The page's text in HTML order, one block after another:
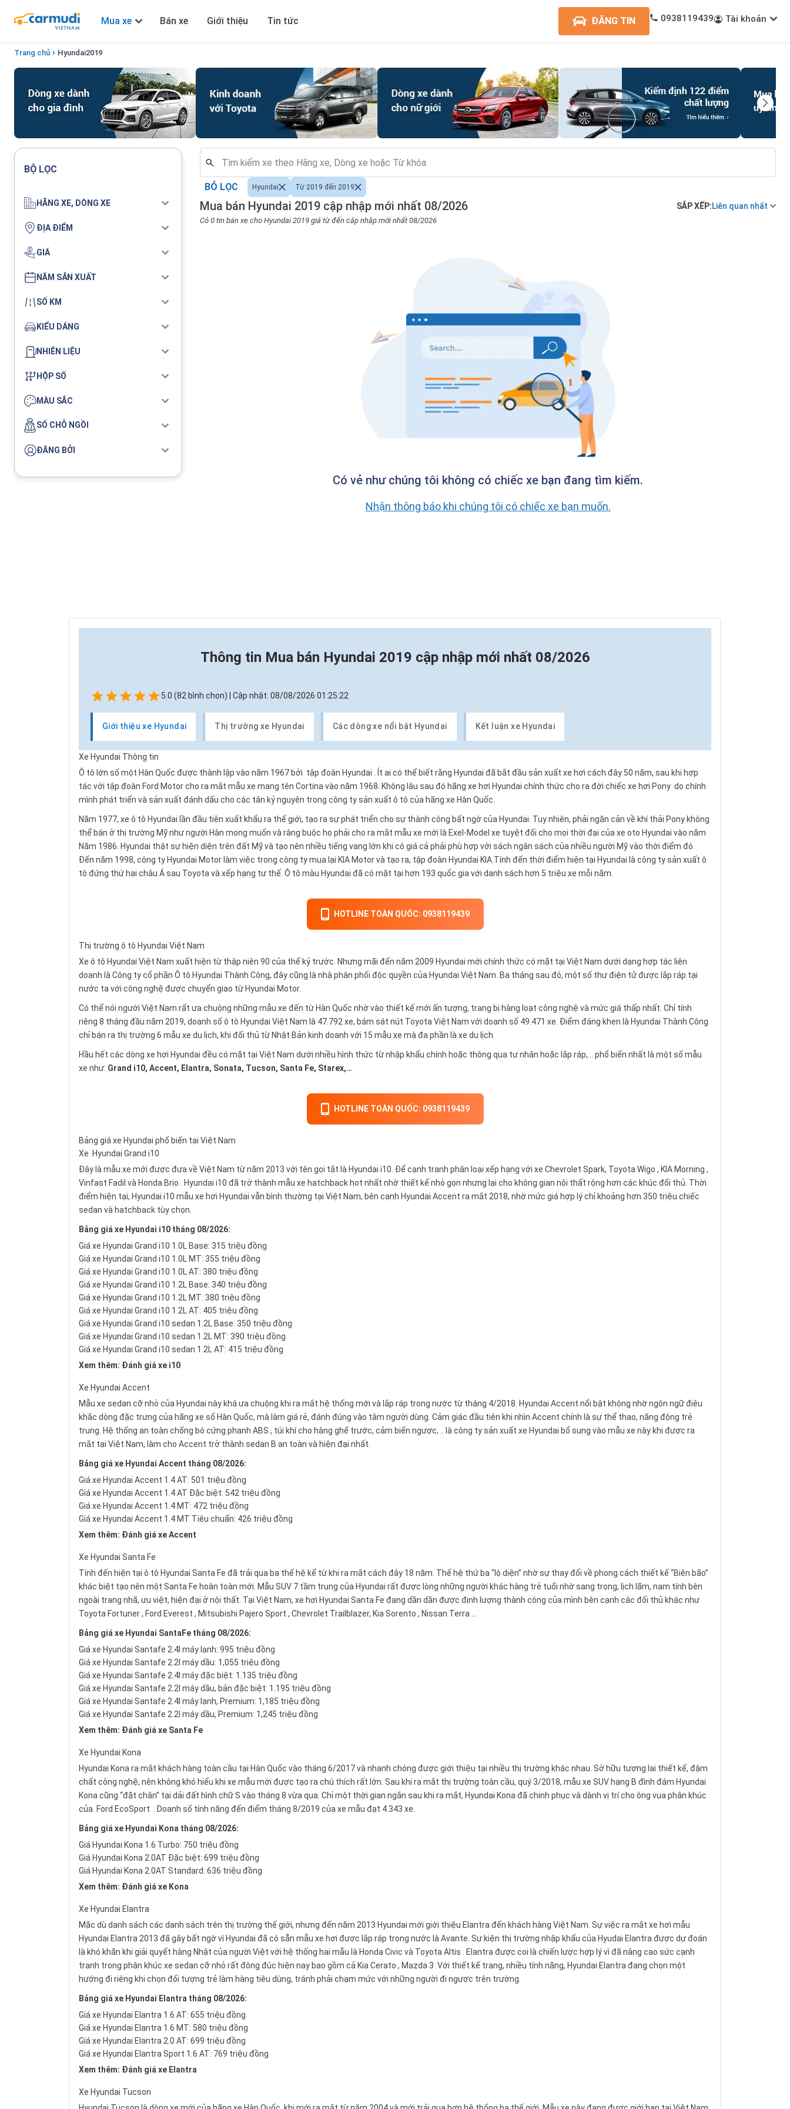
Mua xe Bán xe Giới thiệu Tin tức ĐĂNG TIN 0938119439 Tài khoản
Trang chủ Hyundai2019
BỘ LỌC
HÃNG XE, DÒNG XE
ĐỊA ĐIỂM
GIÁ
NĂM SẢN XUẤT
SỐ KM
KIỂU DÁNG
NHIÊN LIỆU
HỘP SỐ
MÀU SẮC
SỐ CHỖ NGỒI
ĐĂNG BỞI
Mua bán Hyundai 2019 cập nhập mới nhất 08/2026 SẮP XẾP:Liên quan nhất
Có 0 tin bán xe cho Hyundai 2019 giá từ đến cập nhập mới nhất 08/2026
BỎ LỌC Hyundai Từ 2019 đến 2019
Có vẻ như chúng tôi không có chiếc xe bạn đang tìm kiếm.
Nhận thông báo khi chúng tôi có chiếc xe bạn muốn.
Thông tin Mua bán Hyundai 2019 cập nhập mới nhất 08/2026
5.0 (82 bình chọn) | Cập nhật: 08/08/2026 01:25:22
Giới thiệu xe Hyundai Thị trường xe Hyundai Các dòng xe nổi bật Hyundai Kết luận xe Hyundai
Xe Hyundai Thông tin
Ô tô lớn số một Hàn Quốc được thành lập vào năm 1967 bởi tập đoàn Hyundai . Ít ai có thể biết rằng Hyundai đã bắt đầu sản xuất xe hơi cách đây 50 năm, sau khi hợp
tác với tập đoàn Ford Motor cho ra mắt mẫu xe mang tên Cortina vào năm 1968. Không lâu sau đó hãng xe hơi Hyundai chính thức cho ra đời chiếc xe hơi Pony do chính
mình phát triển và sản xuất đánh dấu cho các tân kỷ nguyên trong công ty sản xuất ô tô của hãng xe Hàn Quốc.
Năm 1977, xe ô tô Hyundai lần đầu tiên xuất khẩu ra thế giới, tạo ra sự phát triển cho sự thành công bất ngờ của Hyundai. Tuy nhiên, phải ngăn cản về khí thải Pony không
thể bán ở thị trường Mỹ như người Hàn mong muốn và ràng buộc họ phải cho ra mắt mẫu xe mới là Exel-Model xe tuyệt đối cho mọi thời đại của xe oto Hyundai vào năm
Năm 1986. Hyundai thật sự hiện diện trên đất Mỹ và tạo nên nhiều tiếng vang lớn khi có giá cả phải phù hợp với sách ngân sách của nhiều người Mỹ vào thời điểm đó.
Đến năm 1998, công tyHyundai Motorlàm việc trong công ty mua lại KIA Motor và tạo ra, tập đoàn Hyundai KIA.Tính đến thời điểm hiện tại Hyundai là công ty sản xuất ô
tô đứng thứ hai châu Á sau Toyota và xếp hạng tư thế. Ô tô màu Hyundai đã có mặt tại hơn 193 quốc gia với danh sách hơn 5 triệu xe mỗi năm.
HOTLINE TOÀN QUỐC: 0938119439
Thị trường ô tô Hyundai Việt Nam
Xe ô tô Hyundai Việt Nam xuất hiện từ thập niên 90 của thế kỷ trước. Nhưng mãi đến năm 2009 Hyundai mới chính thức có mặt tại Việt Nam dưới dạng hợp tác liên
doanh là Công ty cổ phần Ô tô Hyundai Thành Công, đây cũng là nhà phân phối độc quyền của Hyundai Việt Nam. Ba tháng sau đó, một số thư điện tử được lắp ráp tại
nước ta với công nghệ được chuyển giao từ Hyundai Motor.
Có thể nói người Việt Nam rất ưa chuộng những mẫu xe đến từ Hàn Quốc nhờ vào thiết kế mới ấn tượng, trang bị hàng loạt công nghệ và mức giá thấp nhất. Chỉ tính
riêng 8 tháng đầu năm 2019, doanh số ô tô Hyundai Việt Nam là 47.792 xe, bám sát nút Toyota Việt Nam với doanh số 49.471 xe. Điểm đáng khen là Hyundai Thành Công
chỉ bán ra thị trường 6 mẫu xe du lịch, khi đối thủ từ Nhật Bản kinh doanh với 15 mẫu xe mà đa phần là xe du lịch
Hầu hết các dòng xe hơi Hyundai đều có mặt tại Việt Nam dưới nhiều hình thức từ nhập khẩu chính hoặc thông qua tư nhân hoặc lắp ráp,… phổ biến nhất là một số mẫu
xe như: Grand i10, Accent, Elantra, Sonata, Tucson, Santa Fe, Starex,…
HOTLINE TOÀN QUỐC: 0938119439
Bảng giá xe Hyundai phổ biến tại Việt Nam
Xe Hyundai Grand i10
Đây là mẫu xe mới được đưa về Việt Nam từ năm 2013 với tên gọi tắt là Hyundai i10. Để cạnh tranh phân loại xếp hạng với xe Chevrolet Spark, Toyota Wigo , KIA Morning ,
Vinfast Fadil và Honda Brio . Hyundai i10 đã trở thành mẫu xe hatchback hot nhất nhờ thiết kế nhỏ gọn nhưng lại cho không gian nội thất rộng hơn các khúc đối thủ. Thời
điểm hiện tại, Hyundai i10 mẫu xe hơi Hyundai vẫn bình thường tại Việt Nam, bên cạnh Hyundai Accent ra mắt 2018, nhờ mức giá hợp lý chỉ khoảng hơn 350 triệu chiếc
sedan và hatchback tùy chọn.
Bảng giá xe Hyundai i10 tháng 08/2026:
Giá xe Hyundai Grand i10 1.0L Base: 315 triệu đồng
Giá xe Hyundai Grand i10 1.0L MT: 355 triệu đồng
Giá xe Hyundai Grand i10 1.0L AT: 380 triệu đồng
Giá xe Hyundai Grand i10 1.2L Base: 340 triệu đồng
Giá xe Hyundai Grand i10 1.2L MT: 380 triệu đồng
Giá xe Hyundai Grand i10 1.2L AT: 405 triệu đồng
Giá xe Hyundai Grand i10 sedan 1.2L Base: 350 triệu đồng
Giá xe Hyundai Grand i10 sedan 1.2L MT: 390 triệu đồng
Giá xe Hyundai Grand i10 sedan 1.2L AT: 415 triệu đồng
Xem thêm: Đánh giá xe i10
Xe Hyundai Accent
Mẫu xe sedan cỡ nhỏ của Hyundai này khá ưa chuộng khi ra mắt hệ thống mới và lắp ráp trong nước từ tháng 4/2018. Hyundai Accent nổi bật không nhờ ngôn ngữ điêu
khắc dòng đặc trưng của hãng xe số Hàn Quốc, mà làm giá rẻ, đánh đúng vào tâm người dùng. Cảm giác đầu tiên khi nhìn Accent chính là sự thể thao, năng động trẻ
trung. Hệ thống an toàn chống bó cứng phanh ABS , túi khí cho hàng ghế trước, cảm biến ngược, .. là công ty sản xuất xe Hyundai bổ sung vào mẫu xe này khi được ra
mắt tại Việt Nam, làm cho Accent trở thành sedan B an toàn và hiện đại nhất.
Bảng giá xe Hyundai Accent tháng 08/2026:
Giá xe Hyundai Accent 1.4 AT: 501 triệu đồng
Giá xe Hyundai Accent 1.4 AT Đặc biệt: 542 triệu đồng
Giá xe Hyundai Accent 1.4 MT: 472 triệu đồng
Giá xe Hyundai Accent 1.4 MT Tiêu chuẩn: 426 triệu đồng
Xem thêm: Đánh giá xe Accent
Xe Hyundai Santa Fe
Tính đến hiện tại ô tô Hyundai Santa Fe đã trải qua ba thế hệ kể từ khi ra mắt cách đây 18 năm. Thế hệ thứ ba “lộ diện” nhờ sự thay đổi về phong cách thiết kế “Biên bão”
khác biệt tạo nên một Santa Fe hoàn toàn mới. Mẫu SUV 7 tầm trung của Hyundai rất được lòng những người khác hàng trẻ tuổi nhờ sang trọng, lịch lãm, nam tính bên
ngoài trang nhã, ưu việt, hiện đại ở nội thất. Tại Việt Nam, xe hơi Hyundai Santa Fe đang dần dần được định lượng thành công của mình bên cạnh các đối thủ khác như
Toyota Fortuner, Ford Everest , Mitsubishi Pajero Sport , Chevrolet Trailblazer, Kia Sorento , Nissan Terra
Bảng giá xe Hyundai SantaFe tháng 08/2026:
Giá xe Hyundai Santafe 2.4l máy lạnh: 995 triệu đồng
Giá xe Hyundai Santafe 2.2l máy dầu: 1,055 triệu đồng
Giá xe Hyundai Santafe 2.4l máy đặc biệt: 1.135 triệu đồng
Giá xe Hyundai Santafe 2.2l máy dầu, bản đặc biệt: 1.195 triệu đồng
Giá xe Hyundai Santafe 2.4l máy lạnh, Premium: 1,185 triệu đồng
Giá xe Hyundai Santafe 2.2l máy dầu, Premium: 1,245 triệu đồng
Xem thêm: Đánh giá xe Santa Fe
Xe Hyundai Kona
Hyundai Kona ra mắt khách hàng toàn cầu tại Hàn Quốc vào tháng 6/2017 và nhanh chóng được giới thiệu tại nhiều thị trường khác nhau. Sở hữu tương lai thiết kế, đậm
chất công nghệ, nên không khó hiểu khi xe mẫu mới được tạo ra chú thích rất lớn. Sau khi ra mắt thị trường toàn cầu, quý 3/2018, mẫu xe SUV hạng B đình đám Hyundai
Kona cũng “đặt chân” tại dải đất hình chữ S vào tháng 8 vừa qua. Chỉ một thời gian ngắn sau khi ra mắt, Hyundai Kona đã chinh phục và dành vị trí cho ông vua phân khúc
của Ford EcoSport . Doanh số tính năng đến điểm tháng 8/2019 của xe mẫu đạt 4.343 xe.
Bảng giá xe Hyundai Kona tháng 08/2026:
Giá Hyundai Kona 1.6 Turbo: 750 triệu đồng
Giá Hyundai Kona 2.0AT Đặc biệt: 699 triệu đồng
Giá Hyundai Kona 2.0AT Standard: 636 triệu đồng
Xem thêm: Đánh giá xe Kona
Xe Hyundai Elantra
Mặc dù danh sách các danh sách trên thị trường thế giới, nhưng đến năm 2013 Hyundai mới giới thiệu Elantra đến khách hàng Việt Nam. Sự việc ra mắt xe hơi mẫu
Hyundai Elantra 2013 đã gây bất ngờ vì Hyundai đã có sẵn mẫu xe hơi được lắp ráp trong nước là Avante. Sự kiện thị trường nhập khẩu của Hyudai Elantra được dự đoán
là khó khăn khi giải quyết hàng Nhật của người Việt với hệ thống hai mẫu là Honda Civic và Toyota Altis . Elantra được coi là chiến lược hợp lý vì đã nâng cao sức cạnh
tranh trong phân khúc xe sedan cỡ nhỏ rất đông đúc hiện nay bao gồm cả Kia Cerato , Mazda 3 .Với thiết kế trang, nhiều tính năng, Hyundai Elantra đang chọn một
hướng đi riêng khi chọn đối tượng trẻ làm hàng tiêu dùng, tránh phải chạm mức với những người đi ngược trên trường.
Bảng giá xe Hyundai Elantra tháng 08/2026:
Giá xe Hyundai Elantra 1.6 AT: 655 triệu đồng
Giá xe Hyundai Elantra 1.6 MT: 580 triệu đồng
Giá xe Hyundai Elantra 2.0 AT: 699 triệu đồng
Giá xe Hyundai Elantra Sport 1.6 AT: 769 triệu đồng
Xem thêm: Đánh giá xe Elantra
Xe Hyundai Tucson